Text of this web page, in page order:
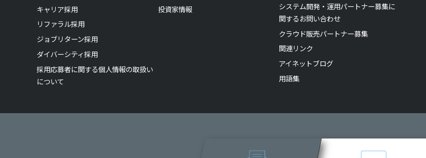
キャリア採用
リファラル採用
ジョブリターン採用
ダイバーシティ採用
採用応募者に関する個人情報の取扱い
について
投資家情報
システム開発・運用パートナー募集に
関するお問い合わせ
クラウド販売パートナー募集
関連リンク
アイネットブログ
用語集